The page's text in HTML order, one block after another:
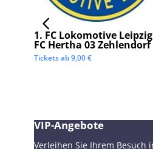
1. FC Lokomotive
FC Hertha 03 Zehlendorf
Tickets ab9,00€
VIP-Angebote
Verleihen Sie Ihrem Besuch